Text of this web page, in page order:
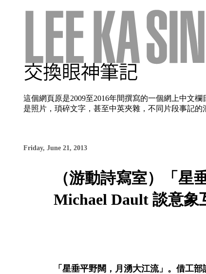
這個網頁原是2009至2016年間撰寫的一個網上中文
是照片，瑣碎文字，甚至中英夾雜，不同片段事記的
Friday, June 21, 2013
（游動詩寫室）「
Michael Dault 談意象
「星垂平野闊 ，月湧大江流」。借工